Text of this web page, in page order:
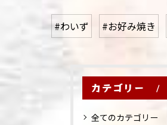
#わいず #お好み焼き
カテゴリー
全てのカテゴリー